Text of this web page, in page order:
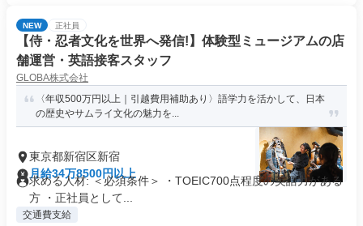
NEW 正社員
【侍・忍者文化を世界へ発信!】体験型ミュージアムの店
舗運営・英語接客スタッフ
GLOBA株式会社
〈年収500万円以上｜引越費用補助あり〉語学力を活かして、日本
の歴史やサムライ文化の魅力を...
東京都新宿区新宿
月給34万8500円以上
求める人材: ＜必須条件＞ ・TOEIC700点程度の英語力がある
方 ・正社員として...
交通費支給